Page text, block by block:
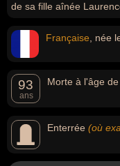
de sa fille aînée
Française , née
93
ans
Morte à l'âge
Enterrée (où